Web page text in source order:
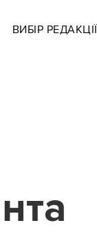
ВИБІР РЕДАКЦІЇ